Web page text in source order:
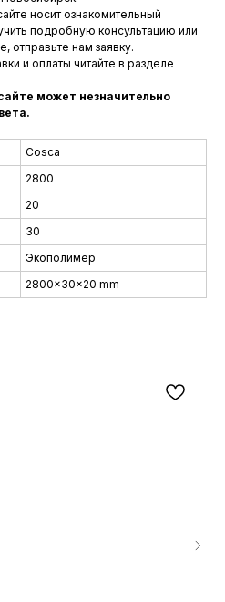
носит ознакомительный
подробную консультацию или
отправьте нам заявку.
и оплаты читайте в разделе
может незначительно
Cosca
2800
20
30
Экополимер
2800x30x20 mm